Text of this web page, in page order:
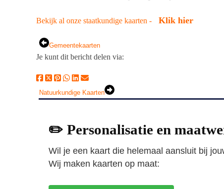
Bekijk al onze staatkundige kaarten - Klik hier
Gemeentekaarten
Je kunt dit bericht delen via:
Natuurkundige Kaarten
✏️ Personalisatie en
Wil je een kaart die helemaal aansluit bij
Wij maken kaarten op maat: